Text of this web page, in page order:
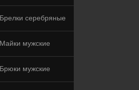
Брелки серебряные
Майки мужские
Брюки мужские